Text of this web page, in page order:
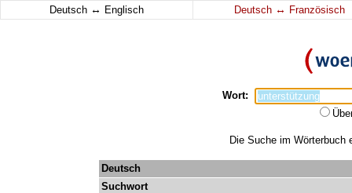
Deutsch ↔ Englisch Deutsch ↔ Französisch
Wort:
Die Suche im Wörterbuch
Deutsch
Suchwort